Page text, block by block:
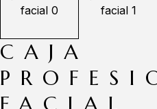
CAJA
FACIAL